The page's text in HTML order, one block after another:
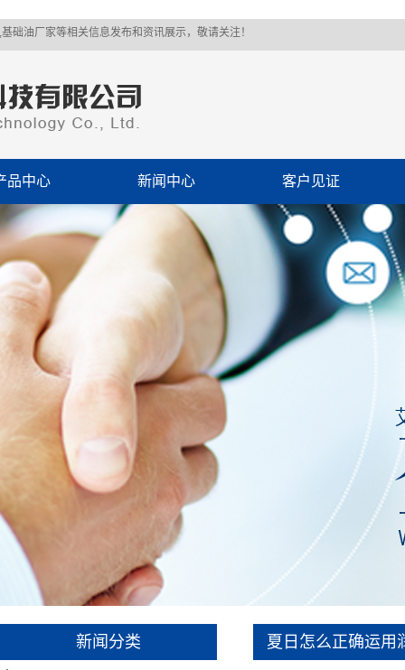
础油厂家等相关信息发布和资讯展示，敬请关注！
品中心
代工
主品牌
基础油
防冻液
新闻中心
公司新闻
技术支持
客户见证
新闻分类 夏日怎么正确运用